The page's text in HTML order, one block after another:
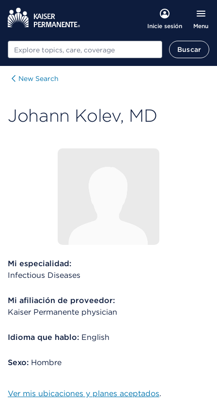
Inicie sesión Menu
Buscar Buscar
New Search
Johann Kolev, MD
Mi especialidad:
Infectious Diseases
Mi afiliación de proveedor:
Kaiser Permanente physician
Idioma que hablo: English
Sexo: Hombre
Ver mis ubicaciones y planes aceptados.